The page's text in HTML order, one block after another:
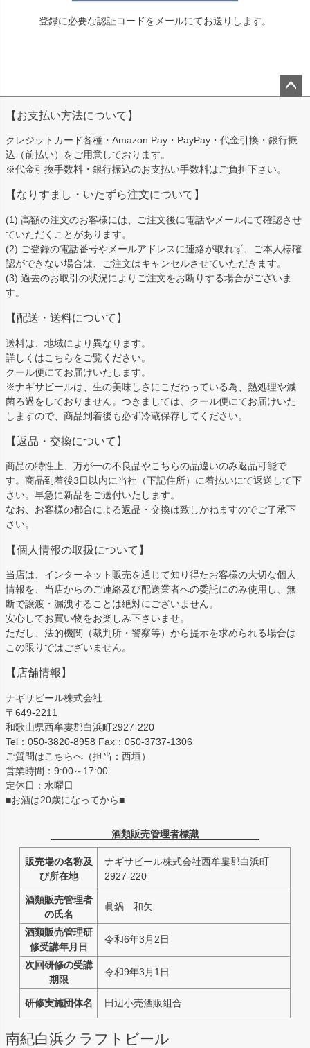
登録に必要な認証コードをメールにてお送りします。
ップ
へ
【お支払い方法について】
クレジットカード各種・Amazon Pay・PayPay・代金引換・銀行振
込（前払い）をご用意しております。
※代金引換手数料・銀行振込のお支払い手数料はご負担下さい。
【なりすまし・いたずら注文について】
(1) 高額の注文のお客様には、ご注文後に電話やメールにて確認させ
ていただくことがあります。
(2) ご登録の電話番号やメールアドレスに連絡が取れず、ご本人様確
認ができない場合は、ご注文はキャンセルさせていただきます。
(3) 過去のお取引の状況によりご注文をお断りする場合がございま
す。
【配送・送料について】
送料は、地域により異なります。
詳しくはこちらをご覧ください。
クール便にてお届けいたします。
※ナギサビールは、生の美味しさにこだわっている為、熱処理や減
菌ろ過をしておりません。つきましては、クール便にてお届けいた
しますので、商品到着後も必ず冷蔵保存してください。
【返品・交換について】
商品の特性上、万が一の不良品やこちらの品違いのみ返品可能で
す。商品到着後3日以内に当社（下記住所）に着払いにて返送して下
さい。早急に新品をご送付いたします。
なお、お客様の都合による返品・交換は致しかねますのでご了承下
さい。
【個人情報の取扱について】
当店は、インターネット販売を通じて知り得たお客様の大切な個人
情報を、当店からのご連絡及び配送業者への委託にのみ使用し、無
断で譲渡・漏洩することは絶対にございません。
安心してお買い物をお楽しみ下さいませ。
ただし、法的機関（裁判所・警察等）から提示を求められる場合は
この限りではございません。
【店舗情報】
ナギサビール株式会社
〒649-2211
和歌山県西牟婁郡白浜町2927-220
Tel：050-3820-8958 Fax：050-3737-1306
ご質問はこちらへ（担当：西垣）
営業時間：9:00～17:00
定休日：水曜日
■お酒は20歳になってから■
酒類販売管理者標識
販売場の名称及
び所在地
ナギサビール株式会社西牟婁郡白浜町
2927-220
酒類販売管理者
の氏名
眞鍋 和矢
酒類販売管理研
修受講年月日
令和6年3月2日
次回研修の受講
期限
令和9年3月1日
研修実施団体名 田辺小売酒販組合
南紀白浜クラフトビール